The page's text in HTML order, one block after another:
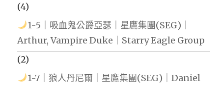
(4)
1-5｜吸血鬼公爵亞瑟｜星鷹集團(SEG)｜
Arthur, Vampire Duke｜Starry Eagle Group
(2)
1-7｜狼人丹尼爾｜星鷹集團(SEG)｜Daniel